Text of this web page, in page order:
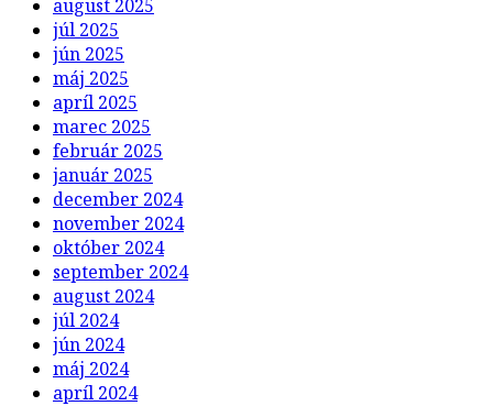
august 2025
júl 2025
jún 2025
máj 2025
apríl 2025
marec 2025
február 2025
január 2025
december 2024
november 2024
október 2024
september 2024
august 2024
júl 2024
jún 2024
máj 2024
apríl 2024